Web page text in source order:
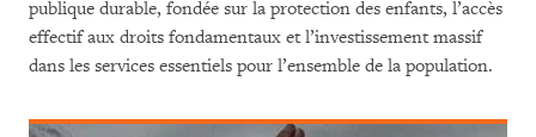
publique durable, fondée sur la protection des enfants, l’accès
effectif aux droits fondamentaux et l’investissement massif
dans les services essentiels pour l’ensemble de la population.